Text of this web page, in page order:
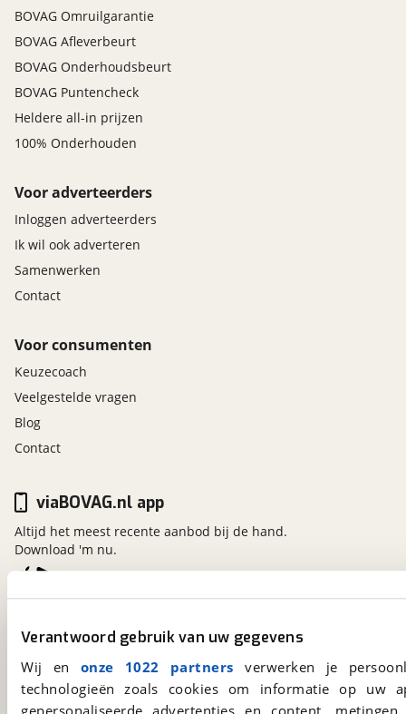
Verantwoord gebruik van uw gegevens
Wij en onze 1022 partners verwerken je
technologieën zoals cookies om informatie op
BOVAG Omruilgarantie
BOVAG Afleverbeurt
BOVAG Onderhoudsbeurt
BOVAG Puntencheck
Heldere all-in prijzen
100% Onderhouden
Voor adverteerders
Inloggen adverteerders
Ik wil ook adverteren
Samenwerken
Contact
Voor consumenten
Keuzecoach
Veelgestelde vragen
Blog
Contact
Kosterijland15
Bunnik
Een initiatief van
BOVAG
viaBOVAG.nl app
Altijd het meest recente aanbod bij de hand.
Download 'm nu.